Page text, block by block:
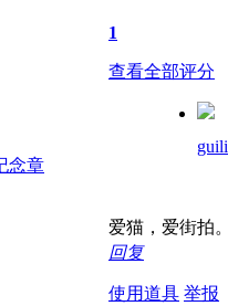
1
查看全部评分
guili
爱猫，爱街拍。
回复
使用道具 举报